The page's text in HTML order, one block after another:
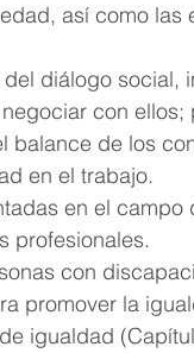
así como las
diálogo social,
con
balance de los
en el trabajo.
en el
profesionales.
con
promover la
igualdad